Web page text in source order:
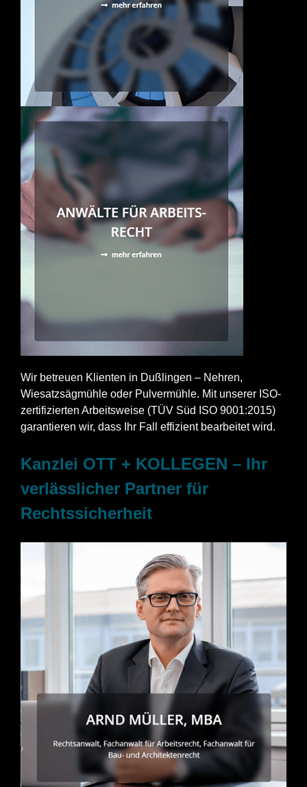
Wir betreuen Klienten in Dußlingen – Nehren,
Wiesatzsägmühle oder Pulvermühle. Mit unserer ISO-
zertifizierten Arbeitsweise (TÜV Süd ISO 9001:2015)
garantieren wir, dass Ihr Fall effizient bearbeitet wird.
Kanzlei OTT + KOLLEGEN – Ihr
verlässlicher Partner für
Rechtssicherheit